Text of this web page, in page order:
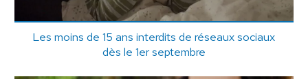
Les moins de 15 ans interdits de réseaux sociaux
dès le 1er septembre